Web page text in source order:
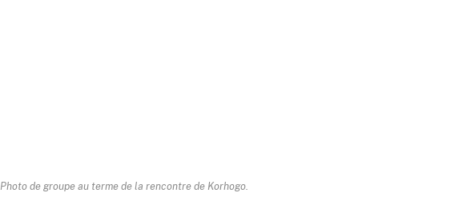
Photo de groupe au terme de la rencontre de Korhogo.